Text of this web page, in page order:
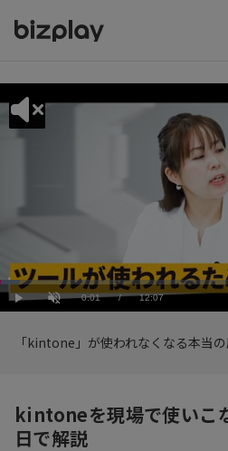
Play UnmuteCurrent
0:01 / Duration
12:07
Loaded:
4.96%
「kintone」が使われなくなる本当
kintoneを現場で使いこ
日で解説